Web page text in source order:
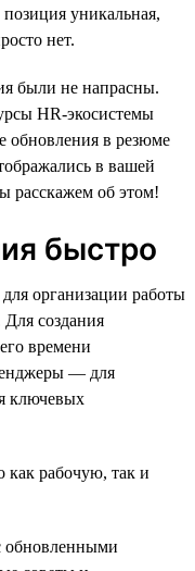
уникальная,
нет.
были не напрасны.
HR-экосистемы
обновления в резюме
в вашей
расскажем об этом!
быстро
организации работы
создания
времени
— для
ключевых
как рабочую, так и
обновленными